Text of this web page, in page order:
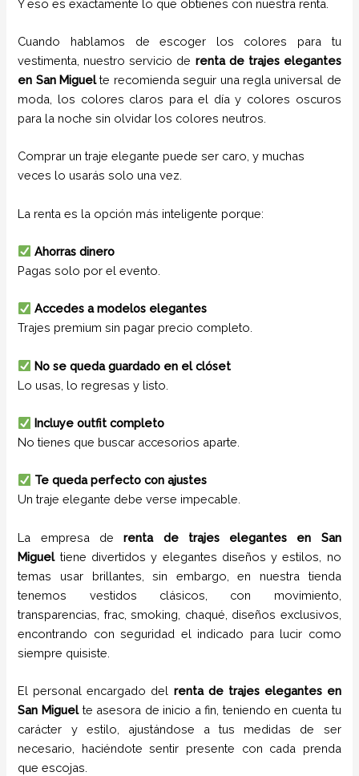
Y eso es exactamente lo que obtienes con nuestra renta.
Cuando hablamos de escoger los colores para tu
vestimenta, nuestro servicio de renta de trajes elegantes
en San Miguelte recomienda seguir una regla universal de
moda, los colores claros para el día y colores oscuros
para la noche sin olvidar los colores neutros.
Comprar un traje elegante puede ser caro, y muchas
veces lo usarás solo una vez.
La renta es la opción más inteligente porque:
Ahorras dinero
Pagas solo por el evento.
Accedes a modelos elegantes
Trajes premium sin pagar precio completo.
No se queda guardado en el clóset
Lo usas, lo regresas y listo.
Incluye outfit completo
No tienes que buscar accesorios aparte.
Te queda perfecto con ajustes
Un traje elegante debe verse impecable.
La empresa derenta de trajes elegantes en San
Miguel tiene divertidos y elegantes diseños y estilos,
no
temas usar brillantes, sin embargo, en nuestra tienda
tenemos vestidos clásicos, con movimiento,
transparencias, frac, smoking, chaqué, diseños exclusivos,
encontrando con seguridad el indicado para lucir como
siempre quisiste.
El personal encargado del renta de trajes elegantes en
San Miguelte asesora de inicio a fin, teniendo en cuenta tu
carácter y estilo, ajustándose a tus medidas de ser
necesario, haciéndote sentir presente con cada prenda
que escojas.